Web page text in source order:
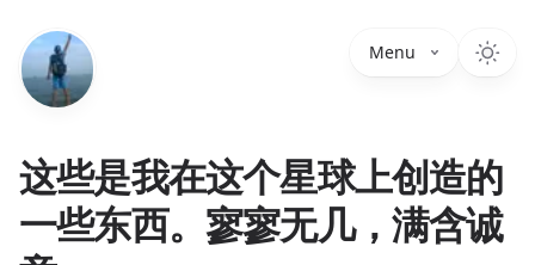
Menu
这些是我在这个星球上创造的
一些东西。寥寥无几，满含诚